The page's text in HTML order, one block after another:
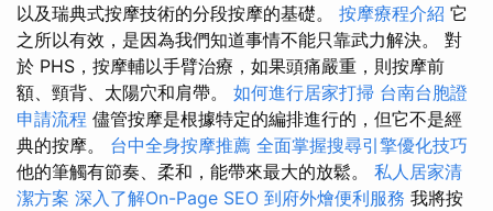
以及瑞典式按摩技術的分段按摩的基礎。 按摩療程介紹 它
之所以有效，是因為我們知道事情不能只靠武力解決。 對
於 PHS，按摩輔以手臂治療，如果頭痛嚴重，則按摩前
額、頸背、太陽穴和肩帶。 如何進行居家打掃 台南台胞證
申請流程 儘管按摩是根據特定的編排進行的，但它不是經
典的按摩。 台中全身按摩推薦 全面掌握搜尋引擎優化技巧
他的筆觸有節奏、柔和，能帶來最大的放鬆。 私人居家清
潔方案 深入了解On-Page SEO 到府外燴便利服務 我將按